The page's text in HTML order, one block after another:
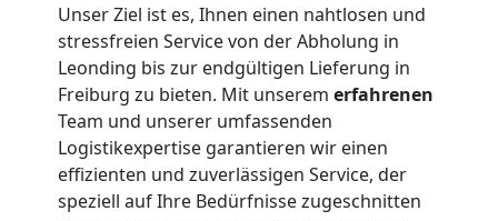
Unser Ziel ist es, Ihnen einen nahtlosen und
stressfreien Service von der Abholung in
Leonding bis zur endgültigen Lieferung in
Freiburg zu bieten. Mit unserem erfahrenen
Team und unserer umfassenden
Logistikexpertise garantieren wir einen
effizienten und zuverlässigen Service, der
speziell auf Ihre Bedürfnisse zugeschnitten